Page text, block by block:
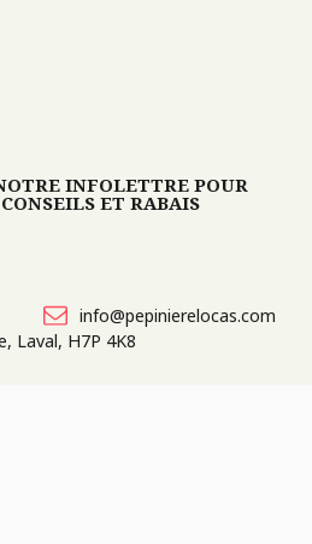
INFOLETTRE POUR
ET RABAIS
info@pepinierelocas.com
Laval, H7P 4K8